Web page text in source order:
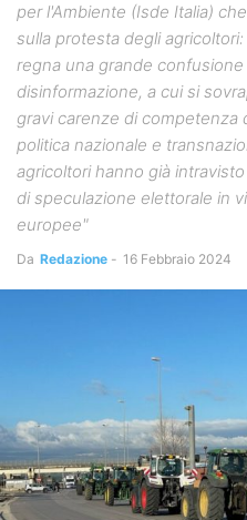
per l'Ambiente (Isde Italia)
sulla protesta degli
regna una grande
disinformazione, a cui si
gravi carenze di competenza
politica nazionale e
agricoltori hanno già
di speculazione elettorale in
europee"
Da Redazione - 16 Febbraio 2024